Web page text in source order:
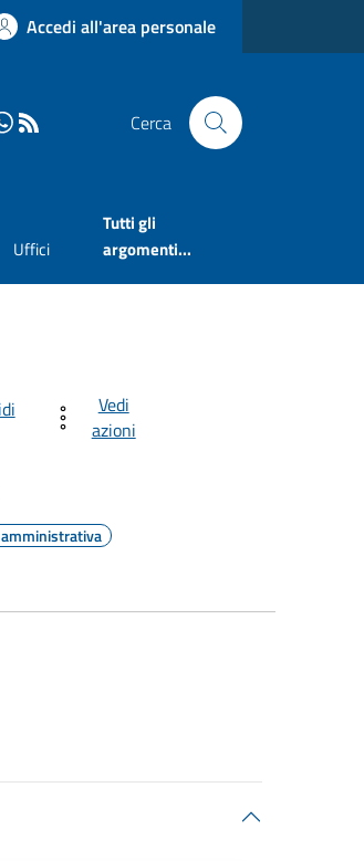
Accedi all'area personale
Cerca
Uffici
Tutti gli
argomenti...
Vedi
azioni